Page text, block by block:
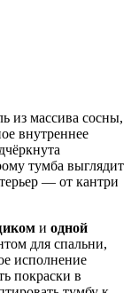
из массива сосны,
внутреннее
тумба выглядит
— от кантри
и одной
для спальни,
исполнение
покраски в